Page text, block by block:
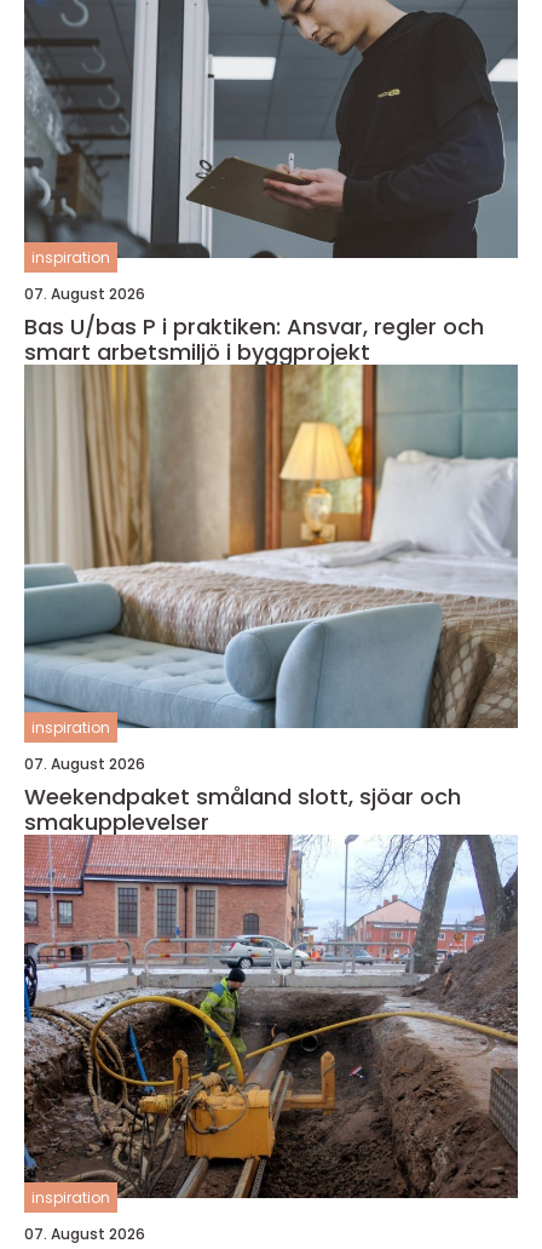
inspiration
07. August 2026
Bas U/bas P i praktiken: Ansvar, regler och
smart arbetsmiljö i byggprojekt
inspiration
07. August 2026
Weekendpaket småland slott, sjöar och
smakupplevelser
inspiration
07. August 2026